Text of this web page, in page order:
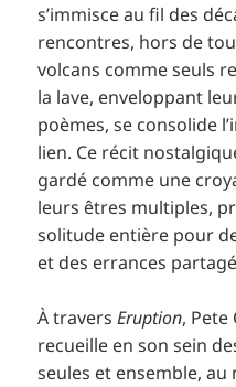
s’immisce au fil des
rencontres, hors de
volcans comme seuls
la lave, enveloppant
poèmes, se consolide
lien. Ce récit
gardé comme une
leurs êtres multiples,
solitude entière pour
et des errances
À traversEruption, Pete
recueille en son sein
seules et ensemble, au